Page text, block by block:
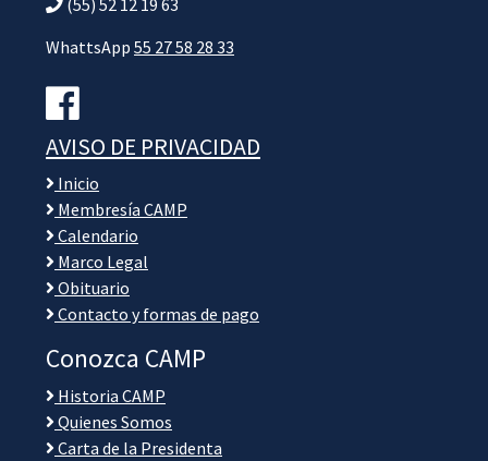
(55) 52 12 19 63
WhattsApp 55 27 58 28 33
AVISO DE PRIVACIDAD
Inicio
Membresía CAMP
Calendario
Marco Legal
Obituario
Contacto y formas de pago
Conozca CAMP
Historia CAMP
Quienes Somos
Carta de la Presidenta